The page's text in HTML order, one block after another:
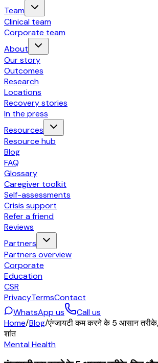
Team
Clinical team
Corporate team
About
Our story
Outcomes
Research
Locations
Recovery stories
In the press
Resources
Resource hub
Blog
FAQ
Glossary
Caregiver toolkit
Self-assessments
Crisis support
Refer a friend
Reviews
Partners
Partners overview
Corporate
Education
CSR
PrivacyTermsContact
WhatsApp us
Call us
Home/Blog/एंग्जायटी कम करने के 5 आसान तरीके,
शांत
Mental Health